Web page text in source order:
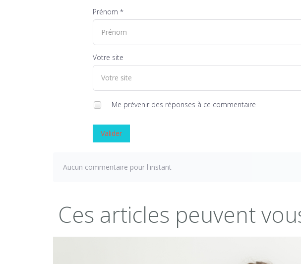
Prénom *
Votre site
Me prévenir des réponses à ce commentaire
Valider
Aucun commentaire pour l'instant
Ces articles peuvent